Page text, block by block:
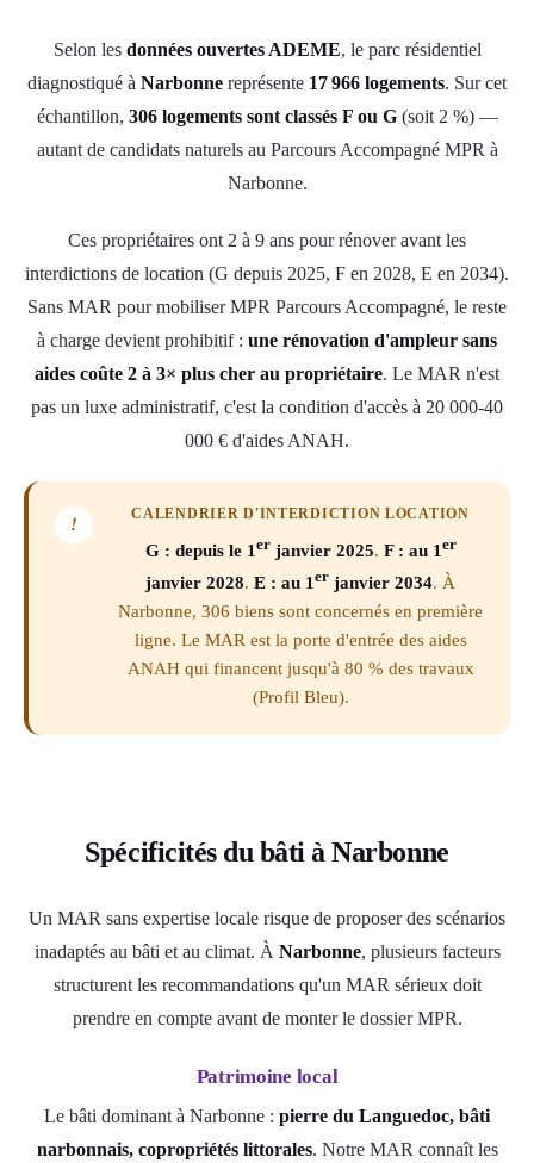
Selon les données ouvertes ADEME, le parc résidentiel
diagnostiqué à Narbonne représente 17 966 logements. Sur cet
échantillon, 306 logements sont classés F ou G(soit 2 %) —
autant de candidats naturels au Parcours Accompagné MPR à
Narbonne.
Ces propriétaires ont 2 à 9 ans pour rénover avant les
interdictions de location (G depuis 2025, F en 2028, E en 2034).
Sans MAR pour mobiliser MPR Parcours Accompagné, le reste
à charge devient prohibitif : une rénovation d'ampleur sans
aides coûte 2 à 3× plus cher au propriétaire. Le MAR n'est
pas un luxe administratif, c'est la condition d'accès à 20 000-40
000 € d'aides ANAH.
!
CALENDRIER D'INTERDICTION LOCATION
G : depuis le 1 erjanvier 2025. F : au 1 er
janvier 2028. E : au 1 er janvier 2034. À
Narbonne, 306 biens sont concernés en première
ligne. Le MAR est la porte d'entrée des aides
ANAH qui financent jusqu'à 80 % des travaux
(Profil Bleu).
Spécificités du bâti à Narbonne
Un MAR sans expertise locale risque de proposer des scénarios
inadaptés au bâti et au climat. À Narbonne, plusieurs facteurs
structurent les recommandations qu'un MAR sérieux doit
prendre en compte avant de monter le dossier MPR.
Patrimoine local
Le bâti dominant à Narbonne : pierre du Languedoc, bâti
narbonnais, copropriétés littorales. Notre MAR connaît les